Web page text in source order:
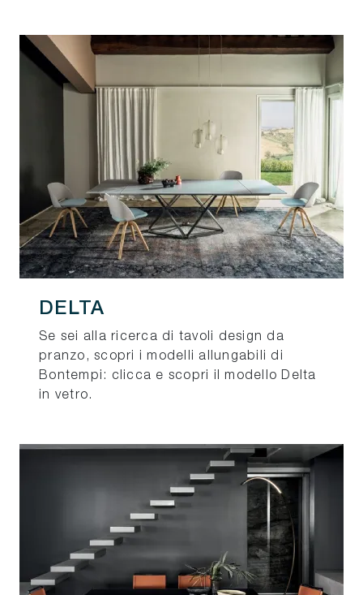
DELTA
Se sei alla ricerca di tavoli design da
pranzo, scopri i modelli allungabili di
Bontempi: clicca e scopri il modello Delta
in vetro.